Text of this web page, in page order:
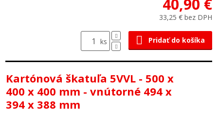
40,90 €
33,25 € bez DPH
ks Pridať do košíka
Kartónová škatuľa 5VVL - 500 x
400 x 400 mm - vnútorné 494 x
394 x 388 mm